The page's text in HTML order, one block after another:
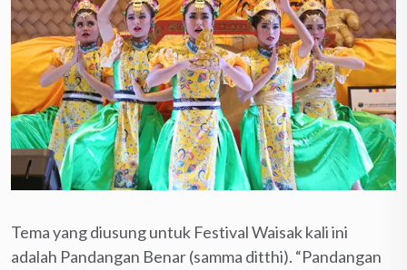
Tema yang diusung untuk Festival Waisak kali ini
adalah Pandangan Benar (samma ditthi). “Pandangan